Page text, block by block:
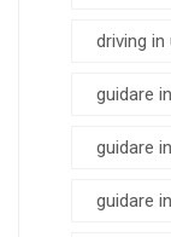
driving
guidare
guidare
guidare